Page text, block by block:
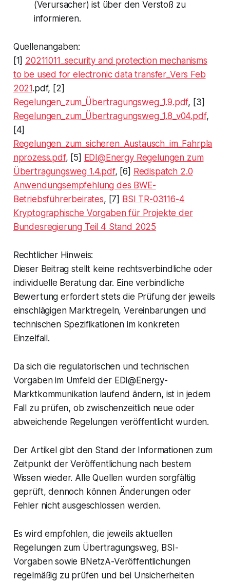
(Verursacher) ist über den Verstoß zu
informieren.
Quellenangaben:
[1] 20211011_security and protection mechanisms
to be used for electronic data transfer_Vers Feb
2021.pdf, [2]
Regelungen_zum_Übertragungsweg_1.9.pdf, [3]
Regelungen_zum_Übertragungsweg_1.8_v04.pdf,
[4]
Regelungen_zum_sicheren_Austausch_im_Fahrpla
nprozess.pdf, [5] EDI@Energy Regelungen zum
Übertragungsweg 1.4.pdf, [6] Redispatch 2.0
Anwendungsempfehlung des BWE-
Betriebsführerbeirates, [7] BSI TR-03116-4
Kryptographische Vorgaben für Projekte der
Bundesregierung Teil 4 Stand 2025
Rechtlicher Hinweis:
Dieser Beitrag stellt keine rechtsverbindliche oder
individuelle Beratung dar. Eine verbindliche
Bewertung erfordert stets die Prüfung der jeweils
einschlägigen Marktregeln, Vereinbarungen und
technischen Spezifikationen im konkreten
Einzelfall.
Da sich die regulatorischen und technischen
Vorgaben im Umfeld der EDI@Energy-
Marktkommunikation laufend ändern, ist in jedem
Fall zu prüfen, ob zwischenzeitlich neue oder
abweichende Regelungen veröffentlicht wurden.
Der Artikel gibt den Stand der Informationen zum
Zeitpunkt der Veröffentlichung nach bestem
Wissen wieder. Alle Quellen wurden sorgfältig
geprüft, dennoch können Änderungen oder
Fehler nicht ausgeschlossen werden.
Es wird empfohlen, die jeweils aktuellen
Regelungen zum Übertragungsweg, BSI-
Vorgaben sowie BNetzA-Veröffentlichungen
regelmäßig zu prüfen und bei Unsicherheiten